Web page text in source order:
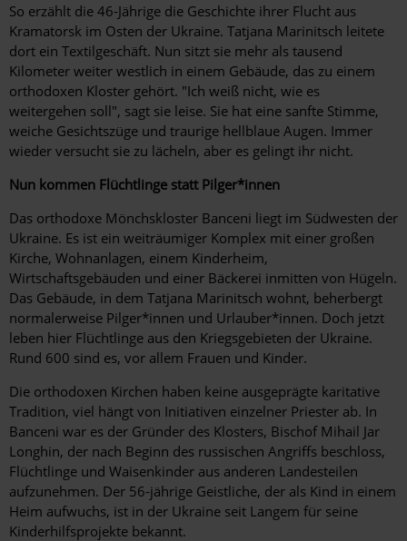
So erzählt die 46-Jährige die Geschichte ihrer Flucht aus
Kramatorsk im Osten der Ukraine. Tatjana Marinitsch leitete
dort ein Textilgeschäft. Nun sitzt sie mehr als tausend
Kilometer weiter westlich in einem Gebäude, das zu einem
orthodoxen Kloster gehört. "Ich weiß nicht, wie es
weitergehen soll", sagt sie leise. Sie hat eine sanfte Stimme,
weiche Gesichtszüge und traurige hellblaue Augen. Immer
wieder versucht sie zu lächeln, aber es ­gelingt ihr nicht.
Nun kommen Flüchtlinge statt Pilger*innen
Das orthodoxe Mönchskloster Banceni liegt im Südwesten der
Ukraine. Es ist ein weiträumiger Komplex mit einer großen
Kirche, Wohnanlagen, einem Kinderheim,
Wirtschaftsgebäuden und einer ­Bäckerei inmitten von Hügeln.
Das Gebäude, in dem Tatjana Marinitsch wohnt, beherbergt
normalerweise Pilger*innen und Urlauber*innen. Doch jetzt
leben hier Flüchtlinge aus den Kriegsgebieten der Ukraine.
Rund 600 sind es, vor allem Frauen und Kinder.
Die orthodoxen Kirchen haben keine ausgeprägte karitative
Tradition, viel hängt von Initiativen einzelner Priester ab. In
Banceni war es der Gründer des Klosters, Bischof Mihail Jar
Longhin, der nach Beginn des russischen Angriffs beschloss,
Flüchtlinge und Waisenkinder aus anderen Landesteilen
aufzunehmen. Der 56-jährige Geistliche, der als Kind in einem
Heim aufwuchs, ist in der Ukraine seit Langem für seine
Kinderhilfsprojekte bekannt.